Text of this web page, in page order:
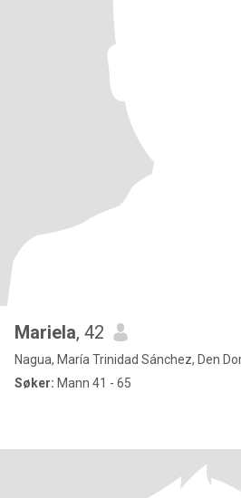
Mariela, 42
Nagua, María Trinidad Sánchez, Den
Søker: Mann 41 - 65